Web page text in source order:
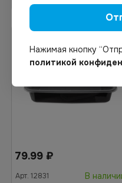
79.99 ₽
Арт. 12831
В
Нажимая кнопку
политикой